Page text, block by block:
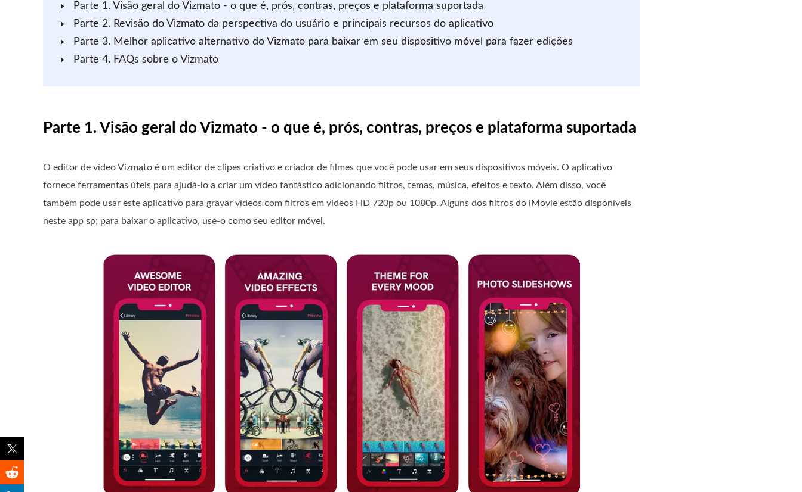
Parte 1. Visão geral do Vizmato - o que é, prós, contras, preços e plataforma suportada
Parte 2. Revisão do Vizmato da perspectiva do usuário e principais recursos do aplicativo
Parte 3. Melhor aplicativo alternativo do Vizmato para baixar em seu dispositivo móvel para fazer edições
Parte 4. FAQs sobre o Vizmato
Parte 1. Visão geral do Vizmato - o que é, prós, contras, preços e plataforma suportada
O editor de vídeo Vizmato é um editor de clipes criativo e criador de filmes que você pode usar em seus dispositivos móveis. O aplicativo
fornece ferramentas úteis para ajudá-lo a criar um vídeo fantástico adicionando filtros, temas, música, efeitos e texto. Além disso, você
também pode usar este aplicativo para gravar vídeos com filtros em vídeos HD 720p ou 1080p. Alguns dos filtros do iMovie estão disponíveis
neste app sp; para baixar o aplicativo, use-o como seu editor móvel.